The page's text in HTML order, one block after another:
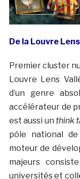
De la Louvre
Premier cluster
Louvre Lens
d’un genre
accélérateur de
est aussi un think
pôle national
moteur de
majeurs
universités et